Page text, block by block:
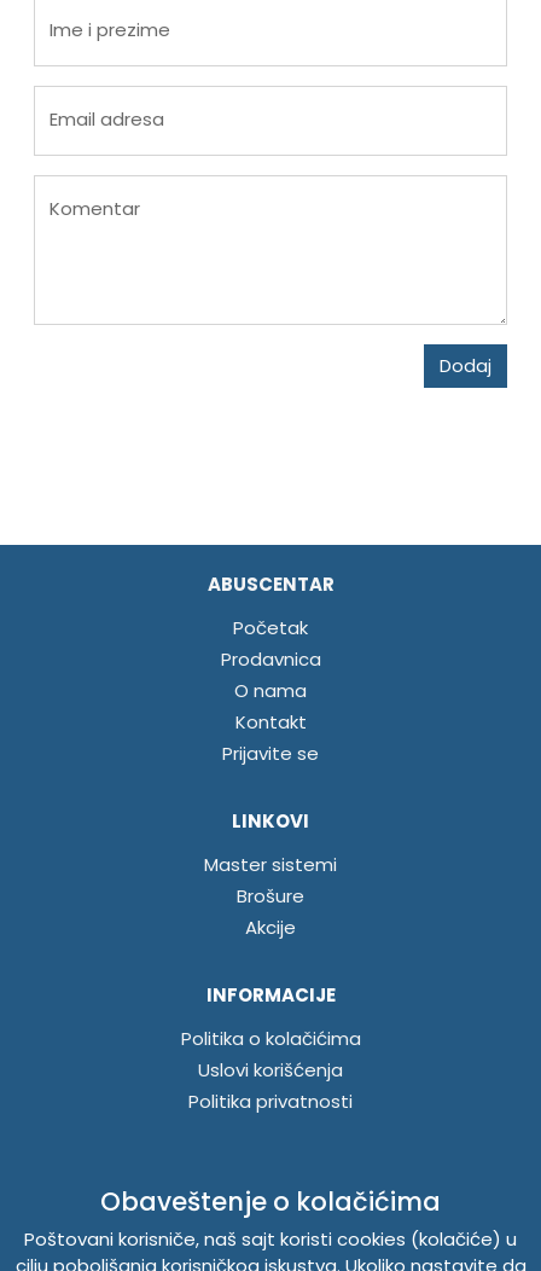
Ime i prezime
Email adresa
Komentar
Dodaj
ABUSCENTAR
Početak
Prodavnica
O nama
Kontakt
Prijavite se
LINKOVI
Master sistemi
Brošure
Akcije
INFORMACIJE
Politika o kolačićima
Uslovi korišćenja
Politika privatnosti
ABUSCENTAR - TEMPUS DOO
Železnička 48, 21000 Novi Sad, Srbija
Telefon021 262-1006
Obaveštenje o kolačićima
Poštovani korisniče, naš sajt koristi cookies (kolačiće) u
cilju poboljšanja korisničkog iskustva. Ukoliko nastavite da